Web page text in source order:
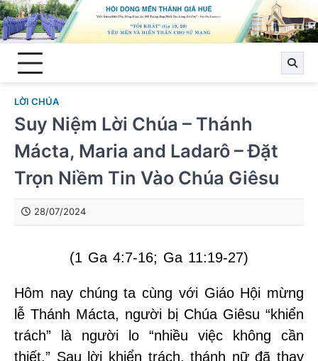
Skip
to
content
LỜI CHÚA
Suy Niệm Lời Chúa – Thánh
Mácta, Maria and Ladarô – Đặt
Trọn Niềm Tin Vào Chúa Giêsu
28/07/2024
(1 Ga 4:7-16; Ga 11:19-27)
Hôm nay chúng ta cùng với Giáo Hội mừng
lễ Thánh Mácta, người bị Chúa Giêsu “khiển
trách” là người lo “nhiều việc không cần
thiết.” Sau lời khiển trách, thánh nữ đã thay